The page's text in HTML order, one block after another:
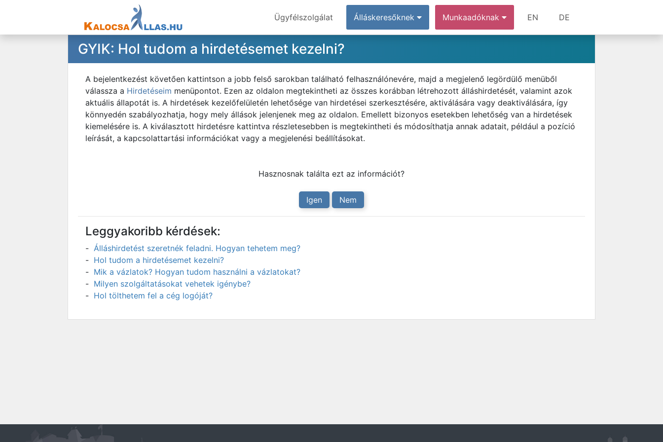
Ügyfélszolgálat Álláskeresőknek Munkaadóknak EN DE
GYIK: Hol tudom a hirdetésemet kezelni?
A bejelentkezést követően kattintson a jobb felső sarokban található felhasználónevére, majd a megjelenő legördülő menüből
válassza a Hirdetéseim menüpontot. Ezen az oldalon megtekintheti az összes korábban létrehozott álláshirdetését, valamint azok
aktuális állapotát is. A hirdetések kezelőfelületén lehetősége van hirdetései szerkesztésére, aktiválására vagy deaktiválására, így
könnyedén szabályozhatja, hogy mely állások jelenjenek meg az oldalon. Emellett bizonyos esetekben lehetőség van a hirdetések
kiemelésére is. A kiválasztott hirdetésre kattintva részletesebben is megtekintheti és módosíthatja annak adatait, például a pozíció
leírását, a kapcsolattartási információkat vagy a megjelenési beállításokat.
Hasznosnak találta ezt az információt?
Igen Nem
Leggyakoribb kérdések:
Álláshirdetést szeretnék feladni. Hogyan tehetem meg?
Hol tudom a hirdetésemet kezelni?
Mik a vázlatok? Hogyan tudom használni a vázlatokat?
Milyen szolgáltatásokat vehetek igénybe?
Hol tölthetem fel a cég logóját?